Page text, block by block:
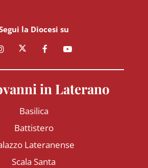
la Diocesi su
in Laterano
Basilica
Battistero
Lateranense
Scala Santa